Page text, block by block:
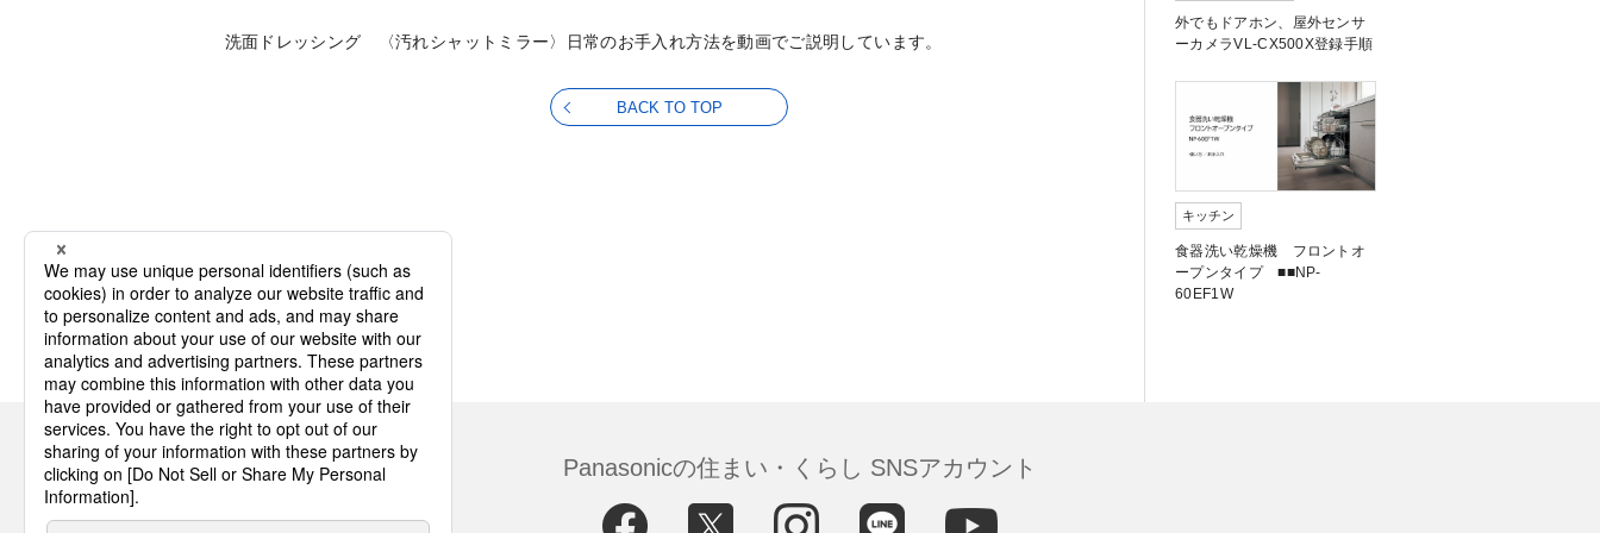
洗面ドレッシング 〈汚れシャットミラー〉日常のお手入れ方法を動画でご説明しています。
BACK TO TOP
外でもドアホン、屋外センサ
ーカメラVL-CX500X登録手順
キッチン
食器洗い乾燥機 フロントオ
ープンタイプ ■■NP-
60EF1W
Panasonicの住まい・くらし SNSアカウント